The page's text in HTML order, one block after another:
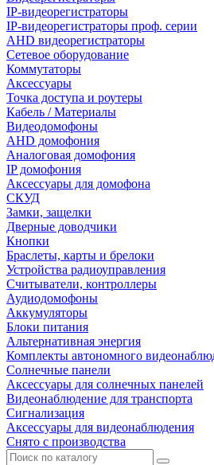
IP-видеорегистраторы
IP-видеорегистраторы проф. серии
AHD видеорегистраторы
Сетевое оборудование
Коммутаторы
Аксессуары
Точка доступа и роутеры
Кабель / Материалы
Видеодомофоны
AHD домофония
Аналоговая домофония
IP домофония
Аксессуары для домофона
СКУД
Замки, защелки
Дверные доводчики
Кнопки
Браслеты, карты и брелоки
Устройства радиоуправления
Считыватели, контроллеры
Аудиодомофоны
Аккумуляторы
Блоки питания
Альтернативная энергия
Комплекты автономного
Солнечные панели
Аксессуары для солнечных панелей
Видеонаблюдение для транспорта
Сигнализация
Аксессуары для видеонаблюдения
Снято с производства